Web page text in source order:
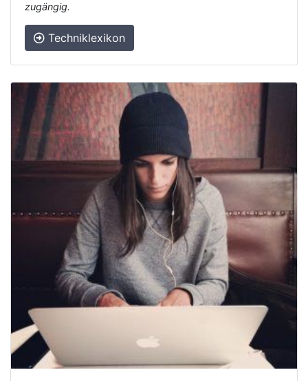
zugängig.
Techniklexikon